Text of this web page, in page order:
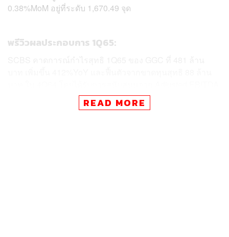
0.38%MoM อยู่ที่ระดับ 1,670.49 จุด
พรีวิวผลประกอบการ 1Q65:
Margin ที่ปรับตัวดีขึ้นอย่างมาก โดยเฉพาะธุรกิจเมทิลเอสเท
อร์หรือไบโอดีเซล นอกจากนี้ยังคาดว่าบริษัทจะมีกำไรสต๊อก
READ MORE